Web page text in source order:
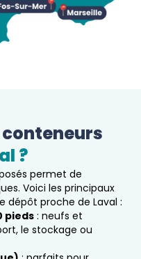
?
permet de
Voici les principaux
dépôt proche de Laval :
pieds : neufs et
le stockage ou